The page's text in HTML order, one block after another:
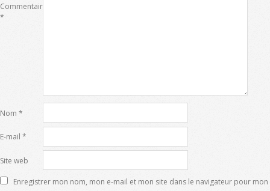
Commentaire
*
Nom *
E-mail *
Site web
Enregistrer mon nom, mon e-mail et mon site dans le navigateur pour mon